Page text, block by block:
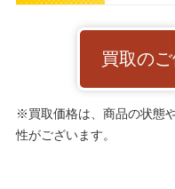
買取の
※買取価格は、商品の状態
性がございます。